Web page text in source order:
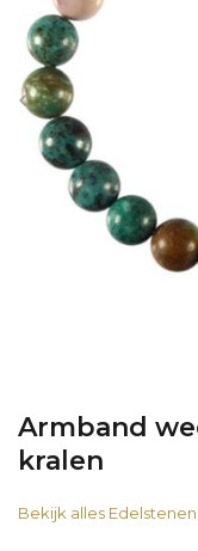
Armband
kralen
Bekijk alles Edelstenen